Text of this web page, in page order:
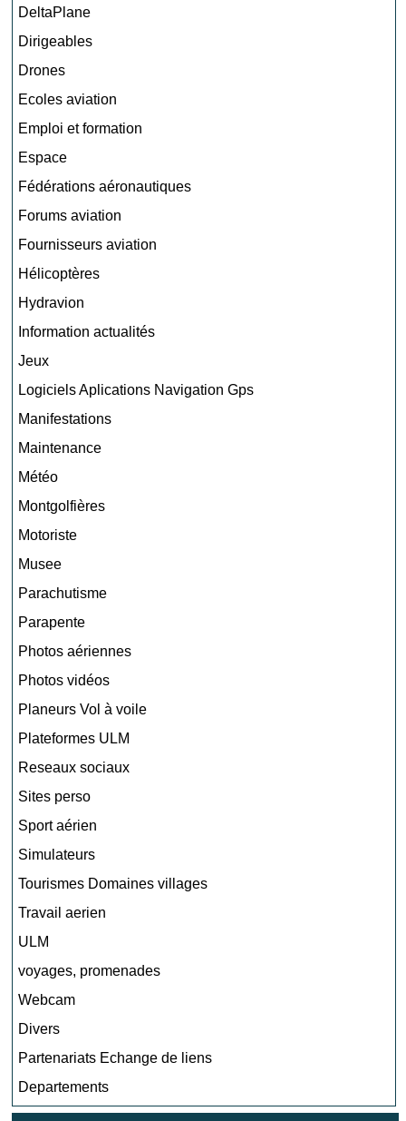
DeltaPlane
Dirigeables
Drones
Ecoles aviation
Emploi et formation
Espace
Fédérations aéronautiques
Forums aviation
Fournisseurs aviation
Hélicoptères
Hydravion
Information actualités
Jeux
Logiciels Aplications Navigation Gps
Manifestations
Maintenance
Météo
Montgolfières
Motoriste
Musee
Parachutisme
Parapente
Photos aériennes
Photos vidéos
Planeurs Vol à voile
Plateformes ULM
Reseaux sociaux
Sites perso
Sport aérien
Simulateurs
Tourismes Domaines villages
Travail aerien
ULM
voyages, promenades
Webcam
Divers
Partenariats Echange de liens
Departements